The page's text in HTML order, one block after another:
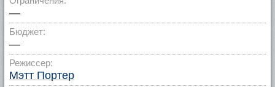
—
Бюджет:
—
Режиссер:
Мэтт Портер